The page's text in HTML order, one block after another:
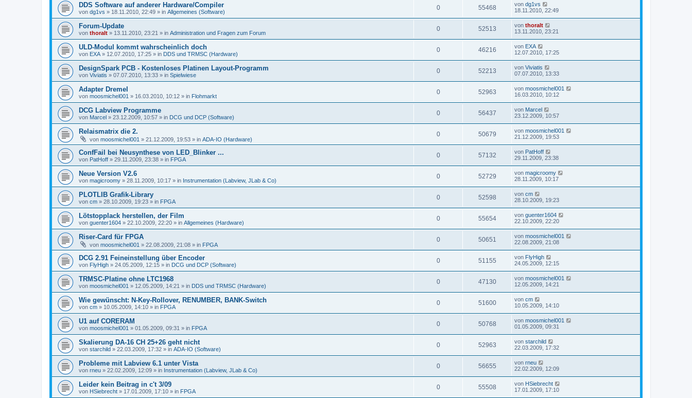
DDS Software auf anderer Hardware/Compiler
von dg1vs » 18.11.2010, 22:49 » in Allgemeines (Software)
0 55468 von dg1vs
18.11.2010, 22:49
Forum-Update
von thoralt » 13.11.2010, 23:21 » in Administration und Fragen zum Forum
0 52513 von thoralt
13.11.2010, 23:21
ULD-Modul kommt wahrscheinlich doch
von EXA » 12.07.2010, 17:25 » in DDS und TRMSC (Hardware)
0 46216 von EXA
12.07.2010, 17:25
DesignSpark PCB - Kostenloses Platinen Layout-Programm
von Viviatis » 07.07.2010, 13:33 » in Spielwiese
0 52213 von Viviatis
07.07.2010, 13:33
Adapter Dremel
von moosmichel001 » 16.03.2010, 10:12 » in Flohmarkt
0 52963 von moosmichel001
16.03.2010, 10:12
DCG Labview Programme
von Marcel » 23.12.2009, 10:57 » in DCG und DCP (Software)
0 56437 von Marcel
23.12.2009, 10:57
Relaismatrix die 2.
von moosmichel001 » 21.12.2009, 19:53 » in ADA-IO (Hardware)
0 50679 von moosmichel001
21.12.2009, 19:53
ConfFail bei Neusynthese von LED_Blinker ...
von PatHoff » 29.11.2009, 23:38 » in FPGA
0 57132 von PatHoff
29.11.2009, 23:38
Neue Version V2.6
von magicroomy » 28.11.2009, 10:17 » in Instrumentation (Labview, JLab & Co)
0 52729 von magicroomy
28.11.2009, 10:17
PLOTLIB Grafik-Library
von cm » 28.10.2009, 19:23 » in FPGA
0 52598 von cm
28.10.2009, 19:23
Lötstopplack herstellen, der Film
von guenter1604 » 22.10.2009, 22:20 » in Allgemeines (Hardware)
0 55654 von guenter1604
22.10.2009, 22:20
Riser-Card für FPGA
von moosmichel001 » 22.08.2009, 21:08 » in FPGA
0 50651 von moosmichel001
22.08.2009, 21:08
DCG 2.91 Feineinstellung über Encoder
von FlyHigh » 24.05.2009, 12:15 » in DCG und DCP (Software)
0 51155 von FlyHigh
24.05.2009, 12:15
TRMSC-Platine ohne LTC1968
von moosmichel001 » 12.05.2009, 14:21 » in DDS und TRMSC (Hardware)
0 47130 von moosmichel001
12.05.2009, 14:21
Wie gewünscht: N-Key-Rollover, RENUMBER, BANK-Switch
von cm » 10.05.2009, 14:10 » in FPGA
0 51600 von cm
10.05.2009, 14:10
U1 auf CORERAM
von moosmichel001 » 01.05.2009, 09:31 » in FPGA
0 50768 von moosmichel001
01.05.2009, 09:31
Skalierung DA-16 CH 25+26 geht nicht
von starchild » 22.03.2009, 17:32 » in ADA-IO (Software)
0 52963 von starchild
22.03.2009, 17:32
Probleme mit Labview 6.1 unter Vista
von rneu » 22.02.2009, 12:09 » in Instrumentation (Labview, JLab & Co)
0 56655 von rneu
22.02.2009, 12:09
Leider kein Beitrag in c't 3/09
von HSiebrecht » 17.01.2009, 17:10 » in FPGA
0 55508 von HSiebrecht
17.01.2009, 17:10